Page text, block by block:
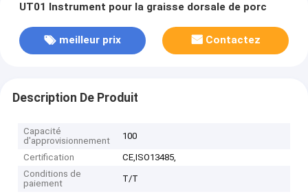
UT01 Instrument pour la graisse dorsale de porc
meilleur prix Contactez
Description De Produit
Capacité
d'approvisionnement
100
Certification
CE,ISO13485,
Conditions de
paiement
T/T